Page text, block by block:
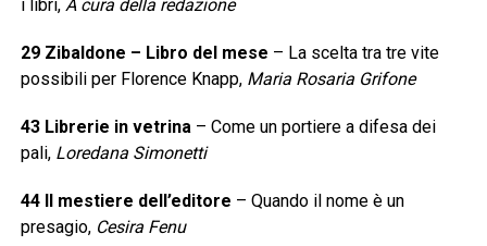
i libri, A cura della redazione
29 Zibaldone – Libro del mese – La scelta tra tre vite
possibili per Florence Knapp, Maria Rosaria Grifone
43 Librerie in vetrina– Come un portiere a difesa dei
pali, Loredana Simonetti
44 Il mestiere dell’editore – Quando il nome è un
presagio, Cesira Fenu